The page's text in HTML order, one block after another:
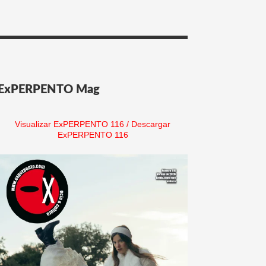
Mag
Visualizar ExPERPENTO 116 / Descargar
ExPERPENTO 116